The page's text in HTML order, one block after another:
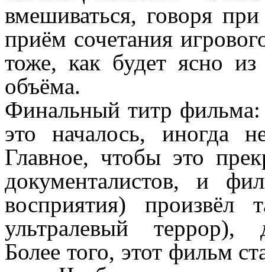
вмешиваться, говоря
приём сочетания
тоже, как будет ясно из
объёма.
Финальный титр фильма:
это началось, иногда
Главное, чтобы это
документалистов, и
восприятия)
ультралевый террор),
Более того, этот фильм